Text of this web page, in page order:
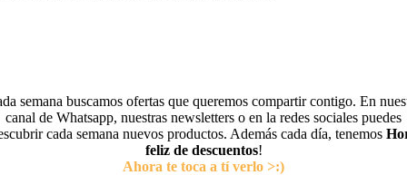
semana buscamos ofertas que queremos compartir contigo. En
canal de Whatsapp, nuestras newsletters o en la redes sociales puedes
cada semana nuevos productos. Además cada día, tenemos
feliz de descuentos!
Ahora te toca a tí verlo >:)